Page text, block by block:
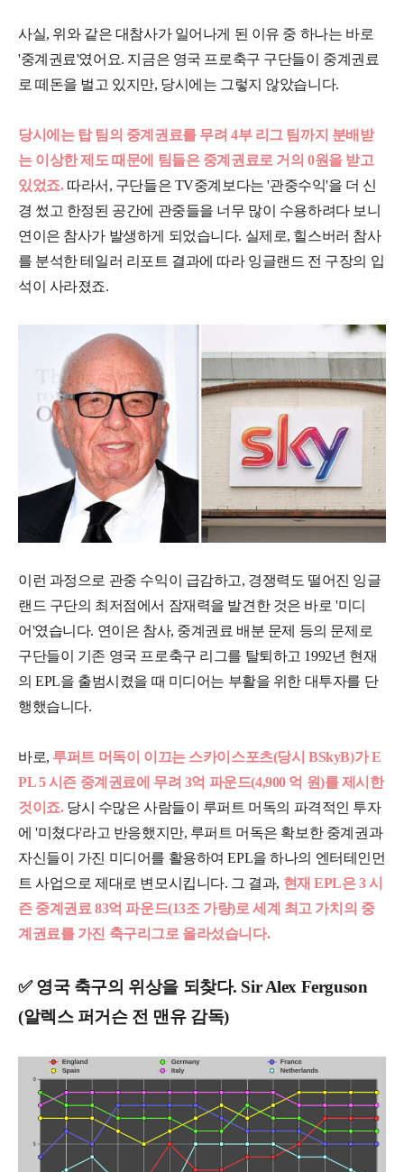
사실, 위와 같은 대참사가 일어나게 된 이유 중 하나는 바로
'중계권료'였어요. 지금은 영국 프로축구 구단들이 중계권료
로 떼돈을 벌고 있지만, 당시에는 그렇지 않았습니다.
당시에는 탑 팀의 중계권료를 무려 4부 리그 팀까지 분배받
는 이상한 제도 때문에 팀들은 중계권료로 거의 0원을 받고
있었죠. 따라서, 구단들은 TV중계보다는 '관중수익'을 더 신
경 썼고 한정된 공간에 관중들을 너무 많이 수용하려다 보니
연이은 참사가 발생하게 되었습니다. 실제로, 힐스버러 참사
를 분석한 테일러 리포트 결과에 따라 잉글랜드 전 구장의 입
석이 사라졌죠.
이런 과정으로 관중 수익이 급감하고, 경쟁력도 떨어진 잉글
랜드 구단의 최저점에서 잠재력을 발견한 것은 바로 '미디
어'였습니다. 연이은 참사, 중계권료 배분 문제 등의 문제로
구단들이 기존 영국 프로축구 리그를 탈퇴하고 1992년 현재
의 EPL을 출범시켰을 때 미디어는 부활을 위한 대투자를 단
행했습니다.
바로, 루퍼트 머독이 이끄는 스카이스포츠(당시 BSkyB)가 E
PL 5 시즌 중계권료에 무려 3억 파운드(4,900 억 원)를 제시한
것이죠. 당시 수많은 사람들이 루퍼트 머독의 파격적인 투자
에 '미쳤다'라고 반응했지만, 루퍼트 머독은 확보한 중계권과
자신들이 가진 미디어를 활용하여 EPL을 하나의 엔터테인먼
트 사업으로 제대로 변모시킵니다. 그 결과, 현재 EPL은 3 시
즌 중계권료 83억 파운드(13조 가량)로 세계 최고 가치의 중
계권료를 가진 축구리그로 올라섰습니다.
✅ 영국 축구의 위상을 되찾다. Sir Alex Ferguson
(알렉스 퍼거슨 전 맨유 감독)